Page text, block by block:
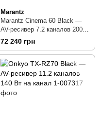
Marantz
Marantz Cinema 60 Black —
AV-ресивер 7.2 каналов 200
Вт на канал
72 240 грн